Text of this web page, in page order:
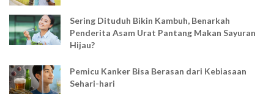
Sering Dituduh Bikin Kambuh, Benarkah
Penderita Asam Urat Pantang Makan Sayuran
Hijau?
Pemicu Kanker Bisa Berasan dari Kebiasaan
Sehari-hari